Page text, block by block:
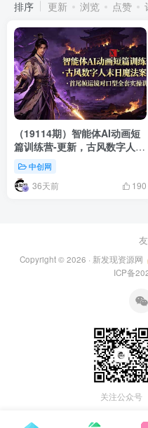
排序 更新 浏览 点赞
（19114期）智能体AI动画短
篇训练营-更新，古风数字人末
日魔法案例，首尾帧运镜对口
型全套实操讲解
中创网
36天前 190
Copyright © 2026 · 新发现资源网
ICP备
关注公众号